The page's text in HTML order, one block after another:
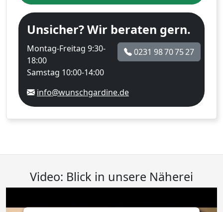
Unsicher? Wir beraten gern.
Montag-Freitag 9:30-
18:00
Samstag 10:00-14:00
0231 98 70 75 27
info@wunschgardine.de
Video: Blick in unsere Näherei